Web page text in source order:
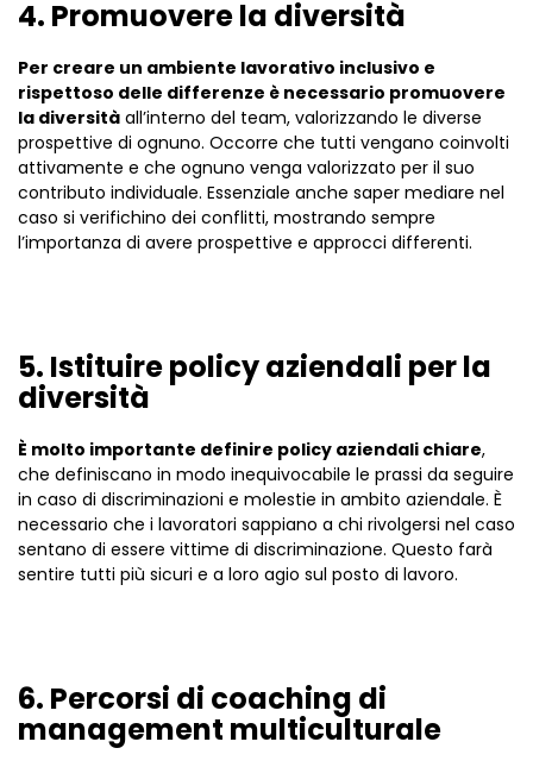
4. Promuovere la diversità
Per creare un ambiente lavorativo inclusivo e
rispettoso delle differenze è necessario promuovere
la diversità all’interno del team, valorizzando le diverse
prospettive di ognuno. Occorre che tutti vengano coinvolti
attivamente e che ognuno venga valorizzato per il suo
contributo individuale. Essenziale anche saper mediare nel
caso si verifichino dei conflitti, mostrando sempre
l’importanza di avere prospettive e approcci differenti.
5. Istituire policy aziendali per la
diversità
È molto importante definire policy aziendali chiare,
che definiscano in modo inequivocabile le prassi da seguire
in caso di discriminazioni e molestie in ambito aziendale. È
necessario che i lavoratori sappiano a chi rivolgersi nel caso
sentano di essere vittime di discriminazione. Questo farà
sentire tutti più sicuri e a loro agio sul posto di lavoro.
6. Percorsi di coaching di
management multiculturale